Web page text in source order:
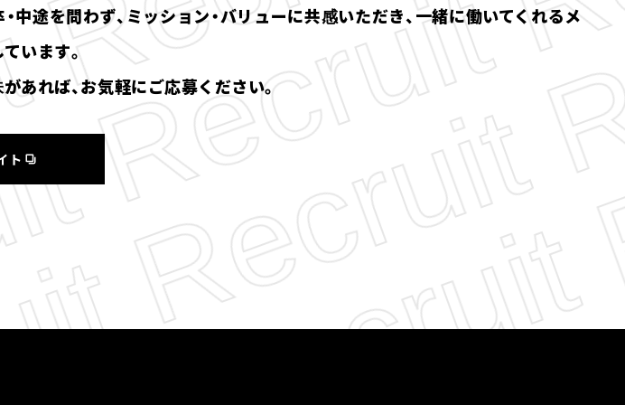
中途を問わず、ミッション・バリューに共感いただき、一緒に働いてくれるメ
います。
あれば、お気軽にご応募ください。
ト